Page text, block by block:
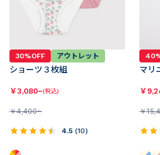
30%OFF アウトレット
ショーツ３枚組
￥3,080~(税込)
￥4,400~
4.5 (10)
マリ
￥
￥